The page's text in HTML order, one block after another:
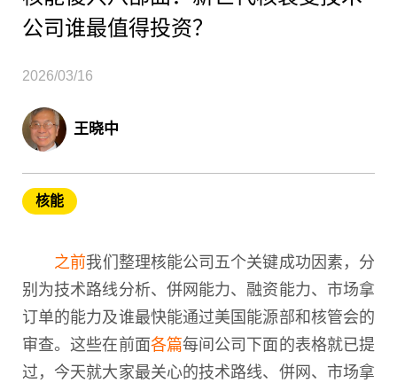
公司谁最值得投资？
2026/03/16
王晓中
核能
之前我们整理核能公司五个关键成功因素，分
别为技术路线分析、併网能力、融资能力、市场拿
订单的能力及谁最快能通过美国能源部和核管会的
审查。这些在前面各篇每间公司下面的表格就已提
过，今天就大家最关心的技术路线、併网、市场拿